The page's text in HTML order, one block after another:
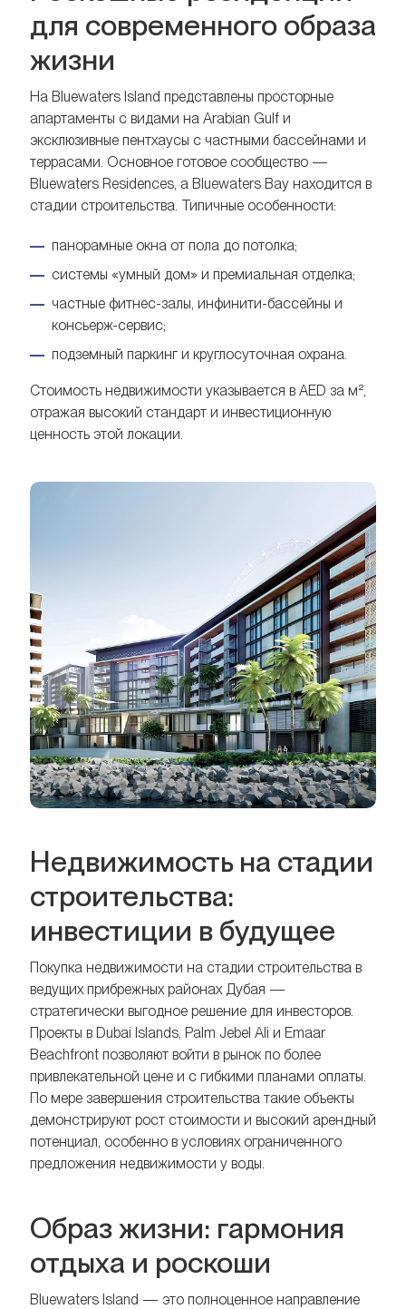
для современного образа
жизни
На Bluewaters Island представлены просторные
апартаменты с видами на Arabian Gulf и
эксклюзивные пентхаусы с частными бассейнами и
террасами. Основное готовое сообщество —
Bluewaters Residences, а Bluewaters Bay находится в
стадии строительства. Типичные особенности:
панорамные окна от пола до потолка;
системы «умный дом» и премиальная отделка;
частные фитнес-залы, инфинити-бассейны и
консьерж-сервис;
подземный паркинг и круглосуточная охрана.
Стоимость недвижимости указывается в AED за м²,
отражая высокий стандарт и инвестиционную
ценность этой локации.
Недвижимость на стадии
строительства:
инвестиции в будущее
Покупка недвижимости на стадии строительства в
ведущих прибрежных районах Дубая —
стратегически выгодное решение для инвесторов.
Проекты в Dubai Islands, Palm Jebel Ali и Emaar
Beachfront позволяют войти в рынок по более
привлекательной цене и с гибкими планами оплаты.
По мере завершения строительства такие объекты
демонстрируют рост стоимости и высокий арендный
потенциал, особенно в условиях ограниченного
предложения недвижимости у воды.
Образ жизни: гармония
отдыха и роскоши
Bluewaters Island — это полноценное направление